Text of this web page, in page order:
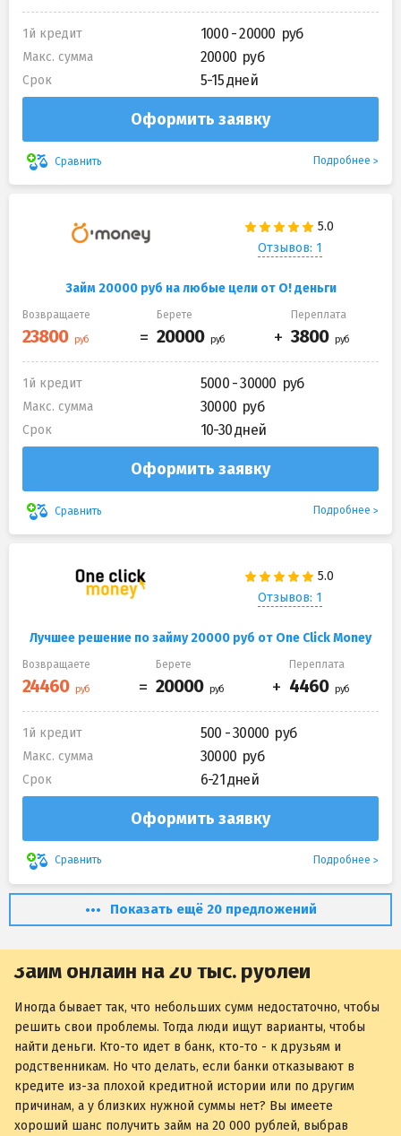
1й кредит 1000 - 20000
Макс. сумма 20000
Срок 5-15 дней
Оформить заявку
Сравнить Подробнее
Отзывов: 1
Займ 20000 руб на любые цели от О! деньги
Возвращаете Берете Переплата
1й кредит 5000 - 30000
Макс. сумма 30000
Срок 10-30 дней
Оформить заявку
Сравнить Подробнее
Отзывов: 1
Лучшее решение по займу 20000 руб от One Click Money
Возвращаете Берете Переплата
1й кредит 500 - 30000
Макс. сумма 30000
Срок 6-21 дней
Оформить заявку
Сравнить Подробнее
Показать ещё 20 предложений
Займ онлайн на 20 тыс. рублей
Иногда бывает так, что небольших сумм недостаточно, чтобы
решить свои проблемы. Тогда люди ищут варианты, чтобы
найти деньги. Кто-то идет в банк, кто-то - к друзьям и
родственникам. Но что делать, если банки отказывают в
кредите из-за плохой кредитной истории или по другим
причинам, а у близких нужной суммы нет? Вы имеете
хороший шанс получить займ на 20 000 рублей, выбрав